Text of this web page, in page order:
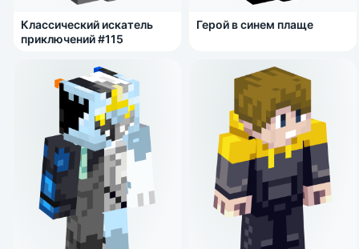
Классический искатель
приключений #115
Герой в синем плаще